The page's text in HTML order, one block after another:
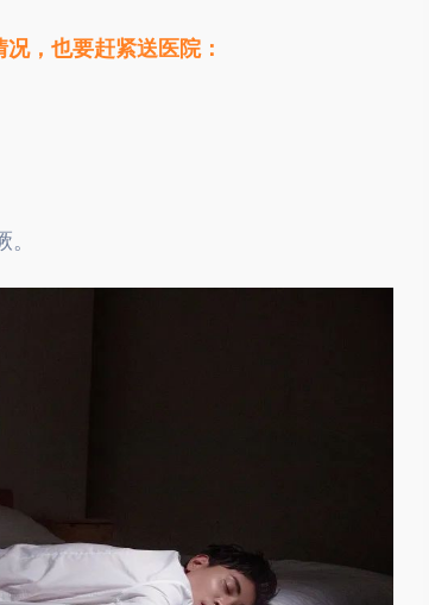
，也要赶紧送医院：